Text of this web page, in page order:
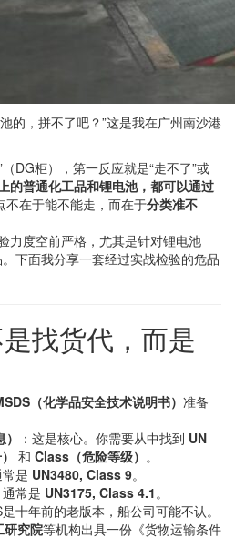
的，拼不了吧？”这是我在广州南沙港
DG柜），第一反应就是“走不了”或
的普通化工品和锂电池，都可以通过
不在于能不能走，而在于分类准不
力度空前严格，尤其是针对锂电池
。下面我分享一套经过实战检验的危品
找货代，而是
（化学品安全技术说明书） 准备
：这是核心。你需要从中找到 UN
和 Class（危险等级） 。
是 UN3480, Class 9。
常是 UN3175, Class 4.1。
是十年前的老版本，船公司可能不认。
研究院等机构出具一份《货物运输条件